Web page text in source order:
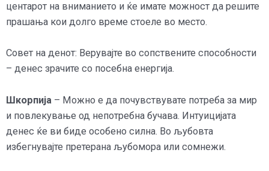
центарот на вниманието и ќе имате можност да решите
прашања кои долго време стоеле во место.
Совет на денот: Верувајте во сопствените способности
– денес зрачите со посебна енергија.
Шкорпија – Можно е да почувствувате потреба за мир
и повлекување од непотребна бучава. Интуицијата
денес ќе ви биде особено силна. Во љубовта
избегнувајте претерана љубомора или сомнежи.